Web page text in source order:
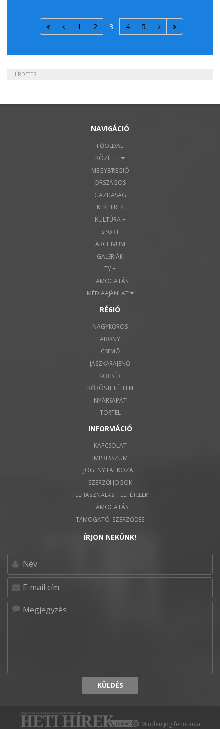
1 2 3 4 5
HÍRDETÉS
NAVIGÁCIÓ
FŐOLDAL
KÖZÉLET
MEGYE/RÉGIÓ
ORSZÁGOS
GAZDASÁG
KÉK HÍREK
KULTÚRA
SPORT
ARCHIVUM
GALÉRIÁK
TV
TÁMOGATÁS
MÉDIAAJÁNLAT
RÉGIÓ
NAGYKŐRÖS
ABONY
CSEMŐ
JÁSZKARAJENŐ
KOCSÉR
KŐRÖSTETÉTLEN
NYÁRSAPÁT
TÖRTEL
INFORMÁCIÓ
KAPCSOLAT
IMPRESSZUM
JOGI NYILATKOZAT
SZERZŐI JOGOK
FELHASZNÁLÁSI FELTÉTELEK
TÁMOGATÁS
TÁMOGATÓI SZERZŐDÉS
ÍRJON NEKÜNK!
KÜLDÉS
Minden jog fenntarva